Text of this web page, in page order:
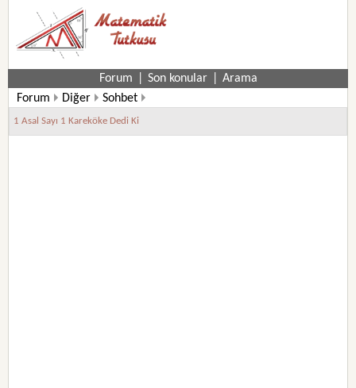
Forum Son konular
Arama
Forum
Diğer Sohbet
1 Asal Sayı 1 Kareköke Dedi Ki